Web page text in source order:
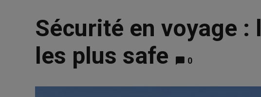
Sécurité en voyage
les plus safe
0